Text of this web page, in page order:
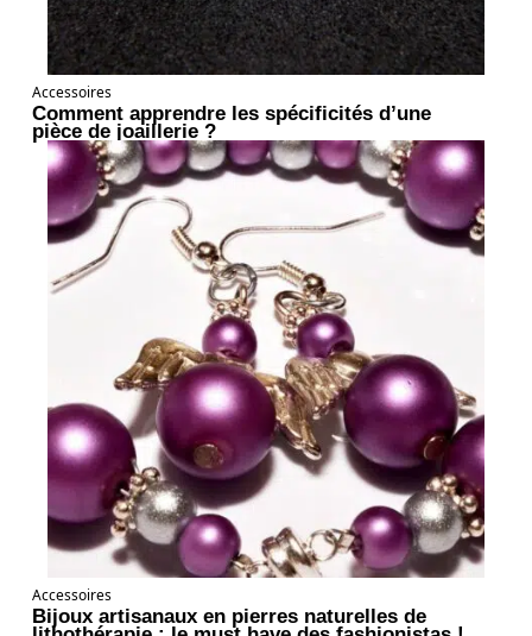
Accessoires
Comment apprendre les spécificités d’une
pièce de joaillerie ?
Accessoires
Bijoux artisanaux en pierres naturelles de